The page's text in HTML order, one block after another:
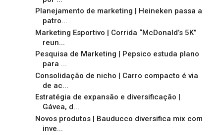
Planejamento de marketing | Heineken passa a
patro...
Marketing Esportivo | Corrida “McDonald’s 5K”
reun...
Pesquisa de Marketing | Pepsico estuda plano
para ...
Consolidação de nicho | Carro compacto é via
de ac...
Estratégia de expansão e diversificação |
Gávea, d...
Novos produtos | Bauducco diversifica mix com
inve...